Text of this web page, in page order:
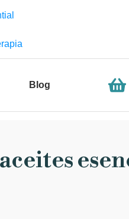
Blog